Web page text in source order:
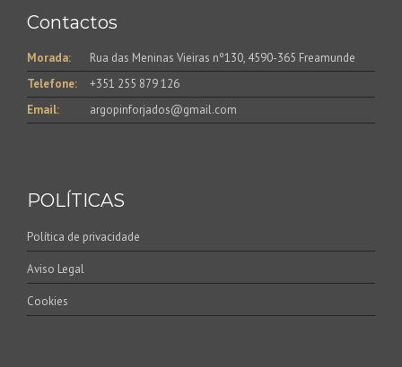
Contactos
Morada:
Rua das Meninas Vieiras nº130, 4590-365 Freamunde
Telefone:
+351 255 879 126
Email:
argopinforjados@gmail.com
POLÍTICAS
Política de privacidade
Aviso Legal
Cookies